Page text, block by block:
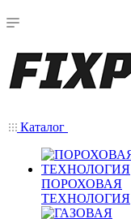
Каталог
ПОРОХОВАЯ
ТЕХНОЛОГИЯ